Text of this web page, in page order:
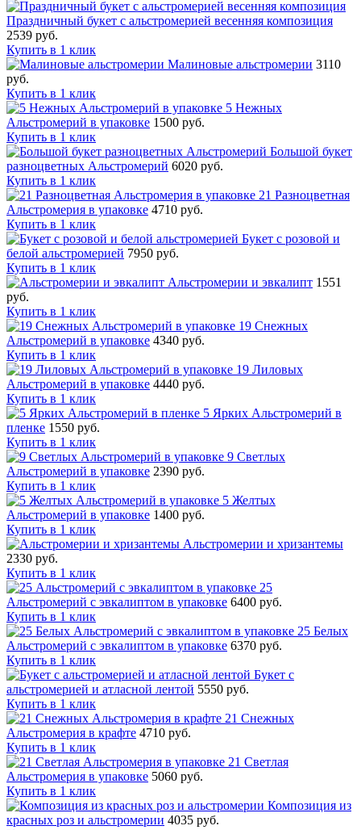
Праздничный букет с альстромерией весенняя композиция
2539 руб.
Купить в 1 клик
Малиновые альстромерии 3110
руб.
Купить в 1 клик
5 Нежных
Альстромерий в упаковке 1500 руб.
Купить в 1 клик
Большой букет
разноцветных Альстромерий 6020 руб.
Купить в 1 клик
21 Разноцветная
Альстромерия в упаковке 4710 руб.
Купить в 1 клик
Букет с розовой и
белой альстромерией 7950 руб.
Купить в 1 клик
Альстромерии и эвкалипт 1551
руб.
Купить в 1 клик
19 Снежных
Альстромерий в упаковке 4340 руб.
Купить в 1 клик
19 Лиловых
Альстромерий в упаковке 4440 руб.
Купить в 1 клик
5 Ярких Альстромерий в
пленке 1550 руб.
Купить в 1 клик
9 Светлых
Альстромерий в упаковке 2390 руб.
Купить в 1 клик
5 Желтых
Альстромерий в упаковке 1400 руб.
Купить в 1 клик
Альстромерии и хризантемы
2330 руб.
Купить в 1 клик
25
Альстромерий с эвкалиптом в упаковке 6400 руб.
Купить в 1 клик
25 Белых
Альстромерий с эвкалиптом в упаковке 6370 руб.
Купить в 1 клик
Букет с
альстромерией и атласной лентой 5550 руб.
Купить в 1 клик
21 Снежных
Альстромерия в крафте 4710 руб.
Купить в 1 клик
21 Светлая
Альстромерия в упаковке 5060 руб.
Купить в 1 клик
Композиция из
красных роз и альстромерии 4035 руб.